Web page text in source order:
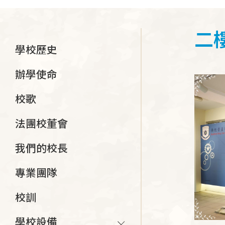
二
navigation
學校歷史
辦學使命
校歌
法團校董會
我們的校長
專業團隊
校訓
學校設備